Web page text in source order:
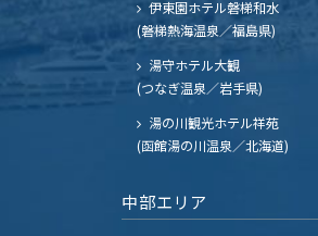
伊東園ホテル磐梯和水
(磐梯熱海温泉／福島県)
湯守ホテル大観
(つなぎ温泉／岩手県)
湯の川観光ホテル祥苑
(函館湯の川温泉／北海道)
中部エリア